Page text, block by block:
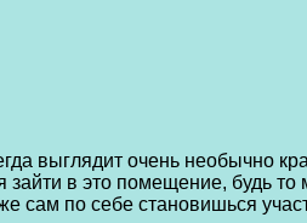
выглядит очень необычно
в это помещение, будь то
сам по себе становишься